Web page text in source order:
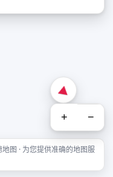
+ −
图 · 为您提供准确的地图服